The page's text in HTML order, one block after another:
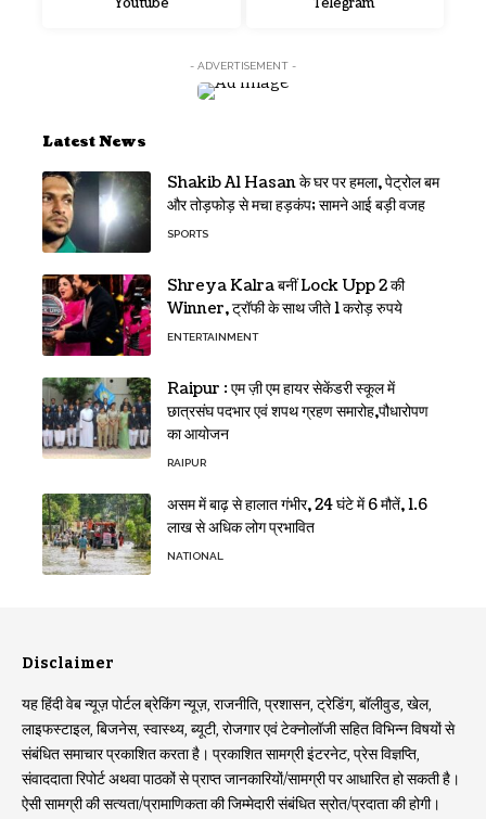
Youtube Telegram
- ADVERTISEMENT -
Latest News
Shakib Al Hasan के घर पर हमला, पेट्रोल बम
और तोड़फोड़ से मचा हड़कंप; सामने आई बड़ी वजह
SPORTS
Shreya Kalra बनीं Lock Upp 2 की
Winner, ट्रॉफी के साथ जीते 1 करोड़ रुपये
ENTERTAINMENT
Raipur : एम ज़ी एम हायर सेकेंडरी स्कूल में
छात्रसंघ पदभार एवं शपथ ग्रहण समारोह,पौधारोपण
का आयोजन
RAIPUR
असम में बाढ़ से हालात गंभीर, 24 घंटे में 6 मौतें, 1.6
लाख से अधिक लोग प्रभावित
NATIONAL
Disclaimer
यह हिंदी वेब न्यूज़ पोर्टल ब्रेकिंग न्यूज़, राजनीति, प्रशासन, ट्रेडिंग, बॉलीवुड, खेल,
लाइफस्टाइल, बिजनेस, स्वास्थ्य, ब्यूटी, रोजगार एवं टेक्नोलॉजी सहित विभिन्न विषयों से
संबंधित समाचार प्रकाशित करता है। प्रकाशित सामग्री इंटरनेट, प्रेस विज्ञप्ति,
संवाददाता रिपोर्ट अथवा पाठकों से प्राप्त जानकारियों/सामग्री पर आधारित हो सकती है।
ऐसी सामग्री की सत्यता/प्रामाणिकता की जिम्मेदारी संबंधित स्रोत/प्रदाता की होगी।